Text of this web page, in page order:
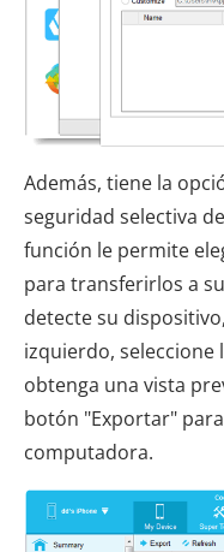
Además, tiene la
seguridad selectiva
función le permite
para transferirlos a
detecte su
izquierdo, seleccione
obtenga una vista
botón "Exportar"
computadora.